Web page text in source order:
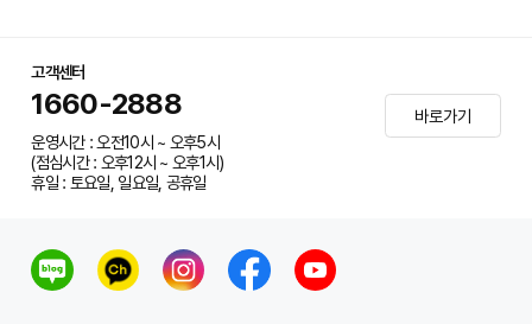
고객센터
1660-2888
운영시간 : 오전10시 ~ 오후5시
(점심시간 : 오후12시 ~ 오후1시)
휴일 : 토요일, 일요일, 공휴일
바로가기